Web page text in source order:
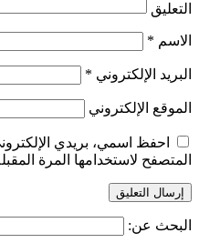
التعليق
الاسم *
البريد الإلكتروني *
الموقع الإلكتروني
احفظ اسمي، بريدي
المتصفح لاستخدامها المرة
البحث عن: